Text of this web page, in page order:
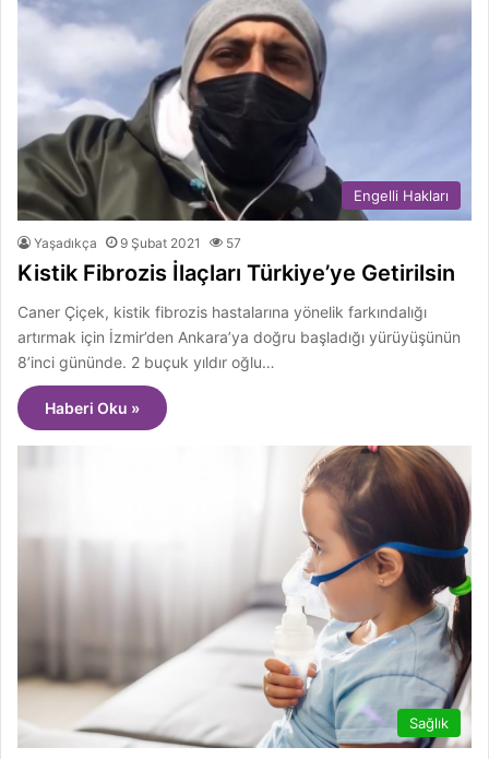
Engelli Hakları
Yaşadıkça 9 Şubat 2021 57
Kistik Fibrozis İlaçları Türkiye’ye Getirilsin
Caner Çiçek, kistik fibrozis hastalarına yönelik farkındalığı
artırmak için İzmir’den Ankara’ya doğru başladığı yürüyüşünün
8’inci gününde. 2 buçuk yıldır oğlu…
Haberi Oku »
Sağlık